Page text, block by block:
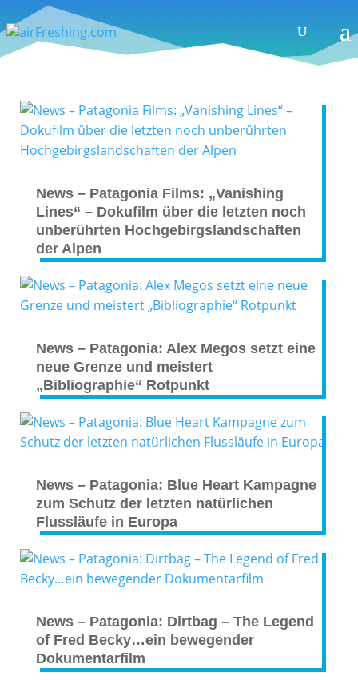
News – Patagonia Films: „Vanishing
Lines“ – Dokufilm über die letzten noch
unberührten Hochgebirgslandschaften
der Alpen
News – Patagonia: Alex Megos setzt eine
neue Grenze und meistert
„Bibliographie“ Rotpunkt
News – Patagonia: Blue Heart Kampagne
zum Schutz der letzten natürlichen
Flussläufe in Europa
News – Patagonia: Dirtbag – The Legend
of Fred Becky…ein bewegender
Dokumentarfilm